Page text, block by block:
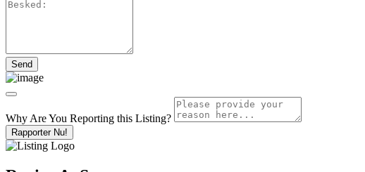
Why Are You Reporting this Listing?
Rapporter Nu!